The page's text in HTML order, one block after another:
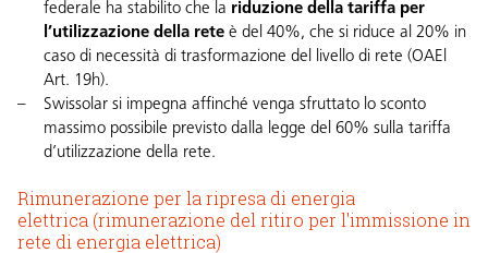
federale ha stabilito che la riduzione della tariffa per
l’utilizzazione della rete è del 40%, che si riduce al 20% in
caso di necessità di trasformazione del livello di rete (OAEl
Art. 19h).
Swissolar si impegna affinché venga sfruttato lo sconto
massimo possibile previsto dalla legge del 60% sulla tariffa
d’utilizzazione della rete.
Rimunerazione per la ripresa di energia
elettrica (rimunerazione del ritiro per l'immissione in
rete di energia elettrica)